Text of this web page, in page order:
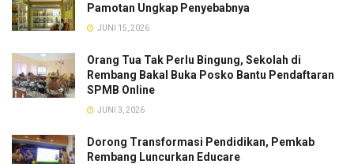
Pamotan Ungkap Penyebabnya
JUNI 15, 2026
Orang Tua Tak Perlu Bingung, Sekolah di
Rembang Bakal Buka Posko Bantu Pendaftaran
SPMB Online
JUNI 3, 2026
Dorong Transformasi Pendidikan, Pemkab
Rembang Luncurkan Educare